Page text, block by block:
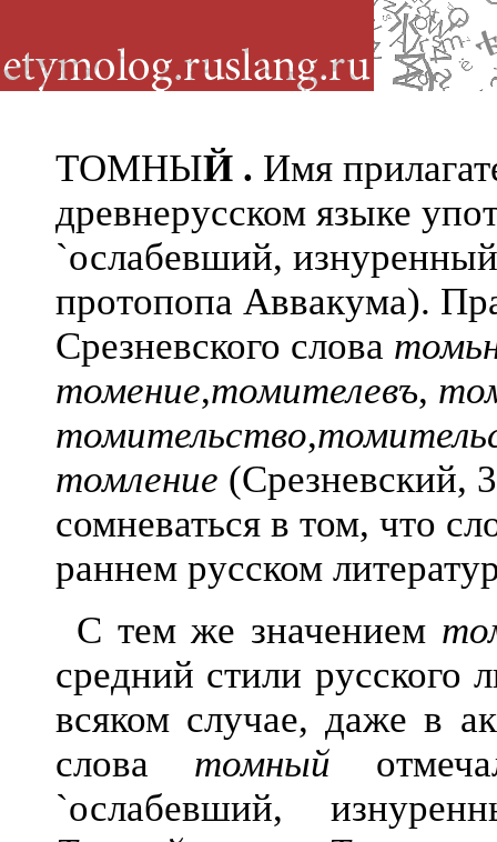
ТОМНЫЙ . Имя
древнерусском языке
`ослабевший, изнуренный
протопопа Аввакума).
Срезневского слова
томение,томителевъ,
томительство,
томление (Срезневский,
сомневаться в том, что
раннем русском
С тем же значением
средний стили русского
всяком случае, даже в
слова томный
`ослабевший,